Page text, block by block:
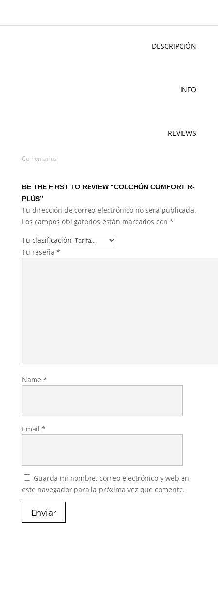
DESCRIPCIÓN
INFO
REVIEWS
Comentarios
BE THE FIRST TO REVIEW “COLCHÓN COMFORT R-
PLÚS”
Tu dirección de correo electrónico no será publicada.
Los campos obligatorios están marcados con *
Tu clasificación
Tu reseña *
Name *
Email *
Guarda mi nombre, correo electrónico y web en
este navegador para la próxima vez que comente.
Enviar